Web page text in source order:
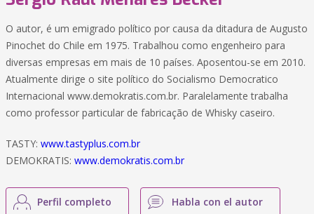
O autor, é um emigrado político por causa da ditadura de Augusto
Pinochet do Chile em 1975. Trabalhou como engenheiro para
diversas empresas em mais de 10 países. Aposentou-se em 2010.
Atualmente dirige o site político do Socialismo Democratico
Internacional www.demokratis.com.br. Paralelamente trabalha
como professor particular de fabricação de Whisky caseiro.
TASTY: www.tastyplus.com.br
DEMOKRATIS: www.demokratis.com.br
Perfil completo Habla con el autor